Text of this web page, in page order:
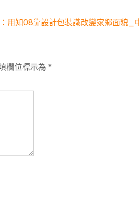
用知08靠設計包裝識改變家鄉面貌
欄位標示為 *